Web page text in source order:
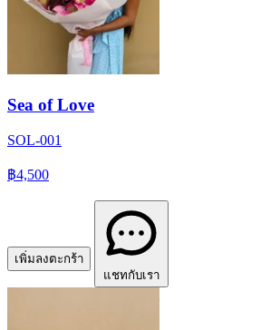
Sea of Love
SOL-001
฿4,500
เพิ่มลงตะกร้า
แชทกับเรา